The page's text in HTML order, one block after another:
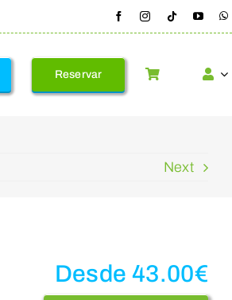
Reservar
Next
Desde 43.00€